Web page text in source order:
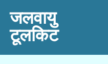
जलवायु
टूलकिट